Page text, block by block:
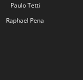
Paulo Tetti
Raphael Pena